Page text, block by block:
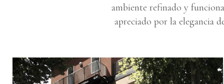
ambiente refinado y
apreciado por la elegancia